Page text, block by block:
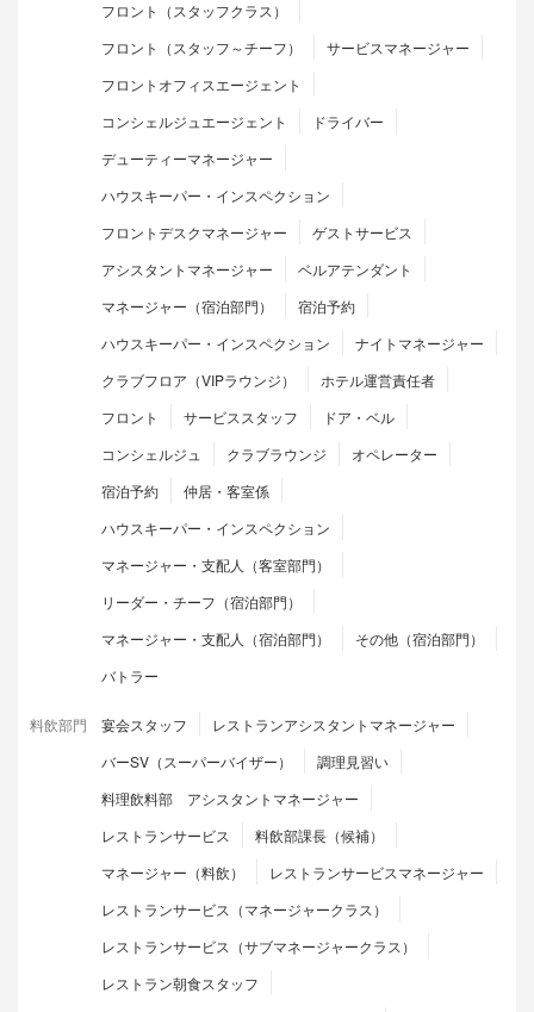
フロント（スタッフクラス）
フロント（スタッフ～チーフ）
サービスマネージャー
フロントオフィスエージェント
コンシェルジュエージェント
ドライバー
デューティーマネージャー
ハウスキーパー・インスペクション
フロントデスクマネージャー
ゲストサービス
アシスタントマネージャー
ベルアテンダント
マネージャー（宿泊部門）
宿泊予約
ハウスキーパー・インスペクション
ナイトマネージャー
クラブフロア（VIPラウンジ）
ホテル運営責任者
フロント
サービススタッフ
ドア・ベル
コンシェルジュ
クラブラウンジ
オペレーター
宿泊予約
仲居・客室係
ハウスキーパー・インスペクション
マネージャー・支配人（客室部門）
リーダー・チーフ（宿泊部門）
マネージャー・支配人（宿泊部門）
その他（宿泊部門）
バトラー
料飲部門 宴会スタッフ
レストランアシスタントマネージャー
バーSV（スーパーバイザー）
調理見習い
料理飲料部 アシスタントマネージャー
レストランサービス
料飲部課長（候補）
マネージャー（料飲）
レストランサービスマネージャー
レストランサービス（マネージャークラス）
レストランサービス（サブマネージャークラス）
レストラン朝食スタッフ